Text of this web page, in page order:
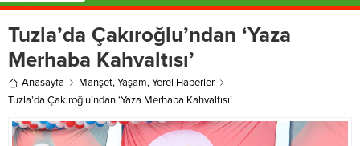
Tuzla’da Çakıroğlu’ndan ‘Yaza
Merhaba Kahvaltısı’
Anasayfa Manşet,Yaşam,Yerel Haberler
Tuzla’da Çakıroğlu’ndan ‘Yaza Merhaba Kahvaltısı’